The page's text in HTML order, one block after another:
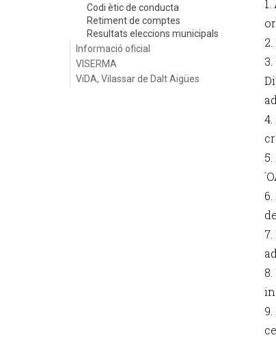
Codi ètic de conducta
Retiment de comptes
Resultats eleccions municipals
Informació oficial
VISERMA
ViDA, Vilassar de Dalt Aigües